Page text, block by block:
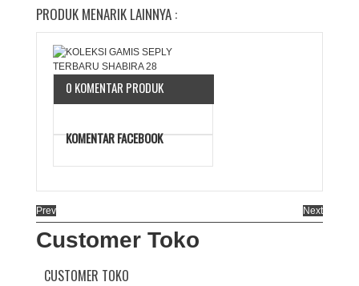
PRODUK MENARIK LAINNYA :
0 KOMENTAR PRODUK
KOMENTAR FACEBOOK
Prev Next
Customer Toko
CUSTOMER TOKO